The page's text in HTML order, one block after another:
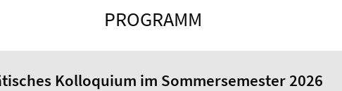
PROGRAMM
Kolloquium im Sommersemester 2026